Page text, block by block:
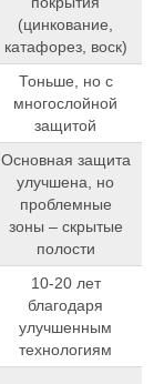
(цинкование,
катафорез, воск)
Тоньше, но с
многослойной
защитой
Основная защита
улучшена, но
проблемные
зоны – скрытые
полости
10-20 лет
благодаря
улучшенным
технологиям